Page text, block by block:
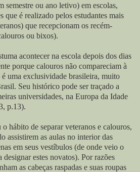
semestre ou ano letivo) em escolas,
que é realizado pelos estudantes mais
que recepcionam os recém-
ou bixos).
acontecer na escola depois dos dias
porque calouros não compareciam à
uma exclusividade brasileira, muito
Seu histórico pode ser traçado a
universidades, na Europa da Idade
p.13).
hábito de separar veteranos e calouros,
assistirem as aulas no interior das
em seus vestíbulos (de onde veio o
estes novatos). Por razões
as cabeças raspadas e suas roupas